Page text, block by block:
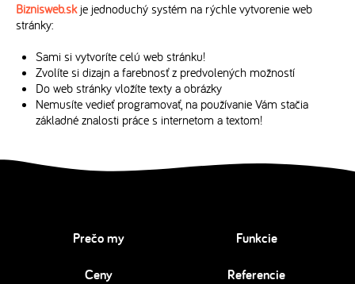
Biznisweb.skje jednoduchý systém na rýchle vytvorenie web
stránky:
Sami si vytvoríte celú web stránku!
Zvolíte si dizajn a farebnosť z predvolených možností
Do web stránky vložíte texty a obrázky
Nemusíte vedieť programovať, na používanie Vám stačia
základné znalosti práce s internetom a textom!
Prečo my Funkcie
Ceny Referencie